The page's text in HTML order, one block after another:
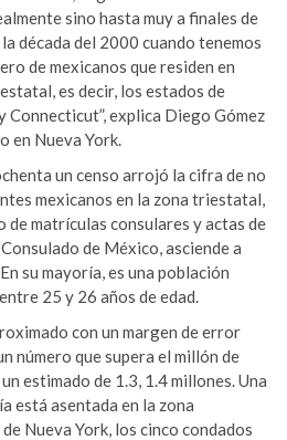
sino hasta muy a finales de
década del 2000 cuando tenemos
de mexicanos que residen en
es decir, los estados de
Connecticut”, explica Diego Gómez
en Nueva York.
un censo arrojó la cifra de no
mexicanos en la zona triestatal,
de matrículas consulares y actas de
de México, asciende a
su mayoría, es una población
25 y 26 años de edad.
con un margen de error
número que supera el millón de
estimado de 1.3, 1.4 millones. Una
está asentada en la zona
Nueva York, los cinco condados